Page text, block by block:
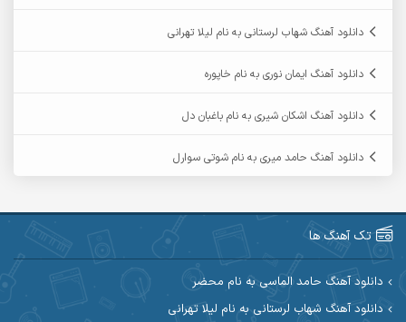
آرین صیادی
آرین مریدی
آوات بوکانی آوات یگانه
دانلود آهنگ شهاب لرستانی به نام لیلا تهرانی
دانلود آهنگ ایمان نوری به نام خاپوره
دانلود آهنگ اشکان شیری به نام باغبان دل
دانلود آهنگ حامد میری به نام شوتی سوارل
تک آهنگ ها
دانلود آهنگ حامد الماسی به نام محضر
دانلود آهنگ شهاب لرستانی به نام لیلا تهرانی